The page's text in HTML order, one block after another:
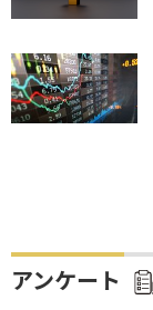
アンケート